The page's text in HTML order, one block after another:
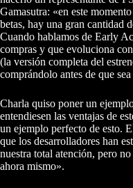
Gamasutra: «en este
betas, hay una gran cantidad
Cuando hablamos de Early
compras y que evoluciona
(la versión completa del
comprándolo antes de que
Charla quiso poner un
entendiesen las ventajas de
un ejemplo perfecto de esto.
que los desarrolladores han
nuestra total atención, pero
ahora mismo».